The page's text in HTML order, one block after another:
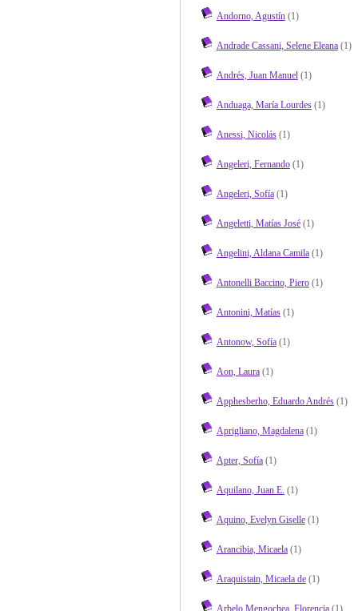
Andorno, Agustín(1)
Andrade Cassani, Selene Eleana(1)
Andrés, Juan Manuel(1)
Anduaga, María Lourdes(1)
Anessi, Nicolás(1)
Angeleri, Fernando(1)
Angeleri, Sofía(1)
Angeletti, Matías José(1)
Angelini, Aldana Camila(1)
Antonelli Baccino, Piero(1)
Antonini, Matías(1)
Antonow, Sofía(1)
Aon, Laura(1)
Apphesberho, Eduardo Andrés(1)
Aprigliano, Magdalena(1)
Apter, Sofía(1)
Aquilano, Juan E. (1)
Aquino, Evelyn Giselle(1)
Arancibia, Micaela(1)
Araquistain, Micaela de(1)
Arbelo Mengochea, Florencia(1)